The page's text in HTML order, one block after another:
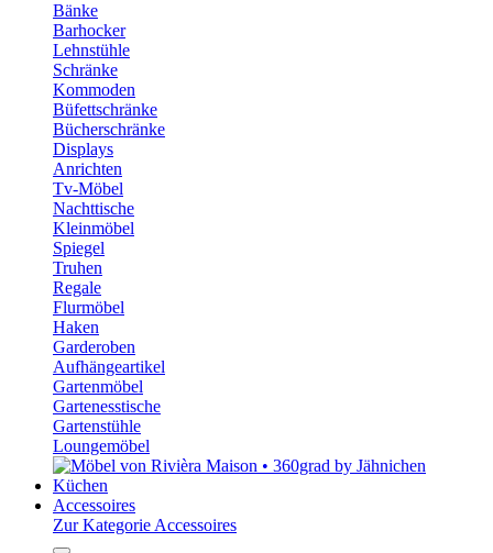
Bänke
Barhocker
Lehnstühle
Schränke
Kommoden
Büfettschränke
Bücherschränke
Displays
Anrichten
Tv-Möbel
Nachttische
Kleinmöbel
Spiegel
Truhen
Regale
Flurmöbel
Haken
Garderoben
Aufhängeartikel
Gartenmöbel
Gartenesstische
Gartenstühle
Loungemöbel
Küchen
Accessoires
Zur Kategorie Accessoires